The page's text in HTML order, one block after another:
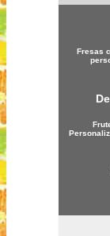
Fresas